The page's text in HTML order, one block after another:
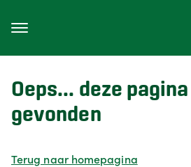
Oeps... deze
gevonden
Terug naar homepagina